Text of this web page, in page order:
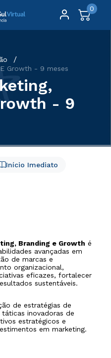
0
Growth - 9 meses
- 9
Início Imediato
Branding e Growth é
avançadas em
de marcas e
organizacional,
eficazes, fortalecer
sustentáveis.
de estratégias de
inovadoras de
estratégicos e
em marketing.